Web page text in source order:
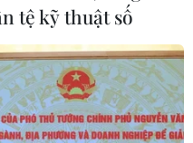
rối loạn
dính
tệ kỹ thuật số